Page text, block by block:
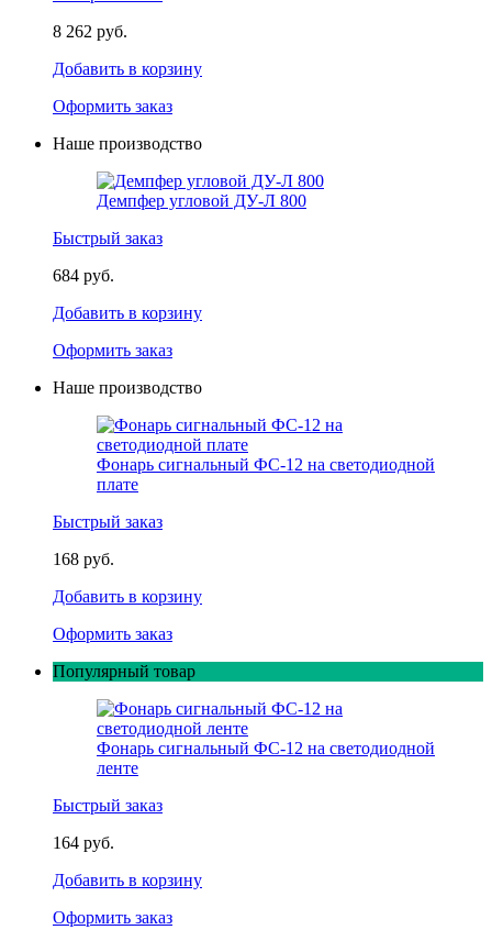
8 262 руб.
Добавить в корзину
Оформить заказ
Наше производство
Демпфер угловой ДУ-Л 800
Быстрый заказ
684 руб.
Добавить в корзину
Оформить заказ
Наше производство
Фонарь сигнальный ФС-12 на светодиодной
плате
Быстрый заказ
168 руб.
Добавить в корзину
Оформить заказ
Популярный товар
Фонарь сигнальный ФС-12 на светодиодной
ленте
Быстрый заказ
164 руб.
Добавить в корзину
Оформить заказ